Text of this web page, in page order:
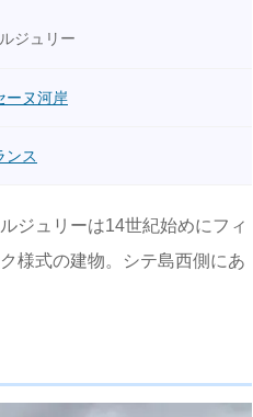
ジュリー
ーヌ河岸
ンス
ジュリーは14世紀始めにフィ
様式の建物。シテ島西側にあ